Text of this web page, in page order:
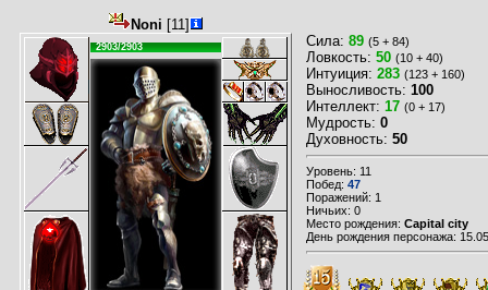
Noni [11]
2903/2903 Сила: 89 (5 + 84)
Ловкость: 50 (10 + 40)
Интуиция: 283 (123 + 160)
Выносливость: 100
Интеллект: 17 (0 + 17)
Мудрость: 0
Духовность: 50
Уровень: 11
Побед: 47
Поражений: 1
Ничьих: 0
Место рождения: Capital city
День рождения персонажа: